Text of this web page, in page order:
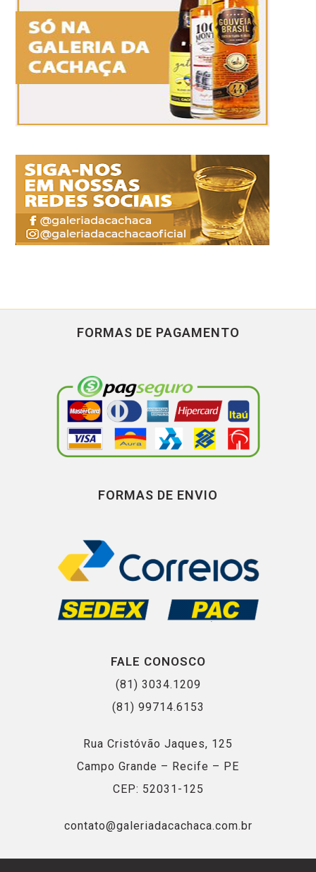
FORMAS DE PAGAMENTO
FORMAS DE ENVIO
FALE CONOSCO
(81) 3034.1209
(81) 99714.6153
Rua Cristóvão Jaques, 125
Campo Grande – Recife – PE
CEP: 52031-125
contato@galeriadacachaca.com.br